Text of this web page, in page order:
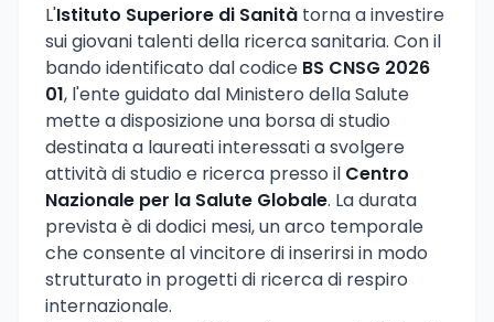
L'Istituto Superiore di Sanità torna a investire
sui giovani talenti della ricerca sanitaria. Con il
bando identificato dal codice BS CNSG 2026
01, l'ente guidato dal Ministero della Salute
mette a disposizione una borsa di studio
destinata a laureati interessati a svolgere
attività di studio e ricerca presso il Centro
Nazionale per la Salute Globale. La durata
prevista è di dodici mesi, un arco temporale
che consente al vincitore di inserirsi in modo
strutturato in progetti di ricerca di respiro
internazionale.